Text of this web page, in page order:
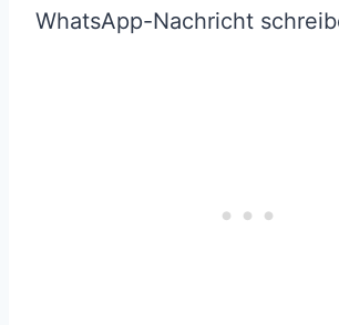
WhatsApp-Nachricht